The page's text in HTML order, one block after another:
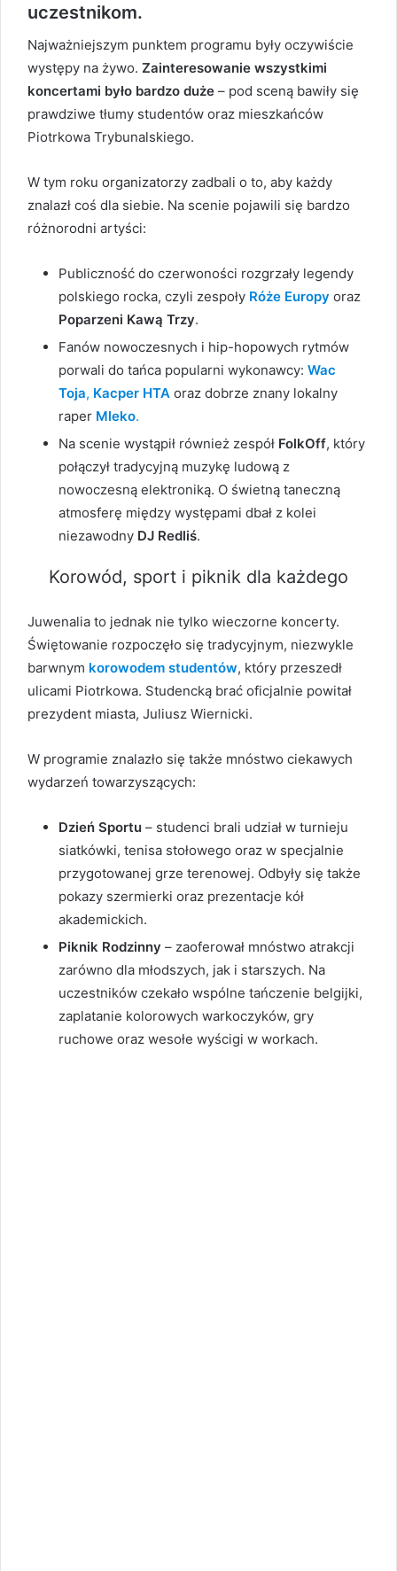
uczestnikom.
Najważniejszym punktem programu były oczywiście
występy na żywo. Zainteresowanie wszystkimi
koncertami było bardzo duże – pod sceną bawiły się
prawdziwe tłumy studentów oraz mieszkańców
Piotrkowa Trybunalskiego.
W tym roku organizatorzy zadbali o to, aby każdy
znalazł coś dla siebie. Na scenie pojawili się bardzo
różnorodni artyści:
Publiczność do czerwoności rozgrzały legendy
polskiego rocka, czyli zespoły Róże Europy oraz
Poparzeni Kawą Trzy.
Fanów nowoczesnych i hip-hopowych rytmów
porwali do tańca popularni wykonawcy: Wac
Toja, Kacper HTA oraz dobrze znany lokalny
raper Mleko.
Na scenie wystąpił również zespół FolkOff, który
połączył tradycyjną muzykę ludową z
nowoczesną elektroniką. O świetną taneczną
atmosferę między występami dbał z kolei
niezawodny DJ Redliś.
Korowód, sport i piknik dla każdego
Juwenalia to jednak nie tylko wieczorne koncerty.
Świętowanie rozpoczęło się tradycyjnym, niezwykle
barwnym korowodem studentów, który przeszedł
ulicami Piotrkowa. Studencką brać oficjalnie powitał
prezydent miasta, Juliusz Wiernicki.
W programie znalazło się także mnóstwo ciekawych
wydarzeń towarzyszących:
Dzień Sportu – studenci brali udział w turnieju
siatkówki, tenisa stołowego oraz w specjalnie
przygotowanej grze terenowej. Odbyły się także
pokazy szermierki oraz prezentacje kół
akademickich.
Piknik Rodzinny – zaoferował mnóstwo atrakcji
zarówno dla młodszych, jak i starszych. Na
uczestników czekało wspólne tańczenie belgijki,
zaplatanie kolorowych warkoczyków, gry
ruchowe oraz wesołe wyścigi w workach.